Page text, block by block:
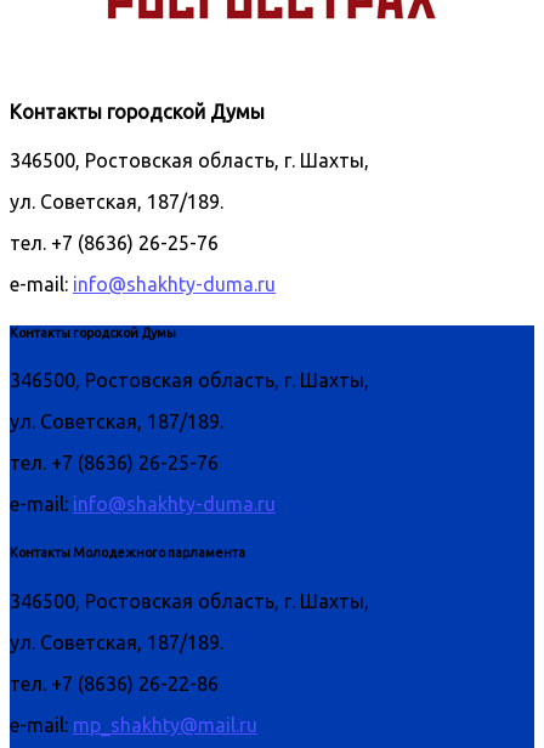
Контакты городской Думы
346500, Ростовская область, г. Шахты,
ул. Советская, 187/189.
тел. +7 (8636) 26-25-76
e-mail: info@shakhty-duma.ru
Контакты городской Думы
346500, Ростовская область, г. Шахты,
ул. Советская, 187/189.
тел. +7 (8636) 26-25-76
e-mail: info@shakhty-duma.ru
Контакты Молодежного парламента
346500, Ростовская область, г. Шахты,
ул. Советская, 187/189.
тел. +7 (8636) 26-22-86
e-mail: mp_shakhty@mail.ru